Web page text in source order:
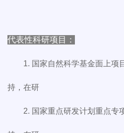
代表性科研项目：
1. 国家自然科学基金面上项
持，在研
2. 国家重点研发计划重点专